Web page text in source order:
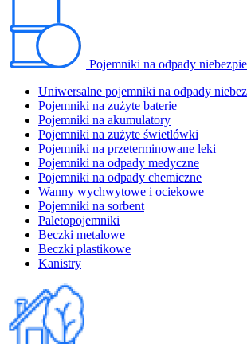
Pojemniki na odpady
Uniwersalne pojemniki na odpady
Pojemniki na zużyte baterie
Pojemniki na akumulatory
Pojemniki na zużyte świetlówki
Pojemniki na przeterminowane leki
Pojemniki na odpady medyczne
Pojemniki na odpady chemiczne
Wanny wychwytowe i ociekowe
Pojemniki na sorbent
Paletopojemniki
Beczki metalowe
Beczki plastikowe
Kanistry